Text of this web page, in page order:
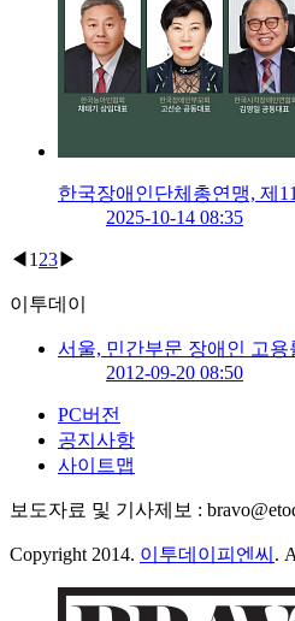
한국장애인단체총연맹, 제
2025-10-14 08:35
◀ 1 23▶
이투데이
서울, 민간부문 장애인 고용
2012-09-20 08:50
PC버전
공지사항
사이트맵
보도자료 및 기사제보 :
Copyright 2014. 이투데이피엔씨 .